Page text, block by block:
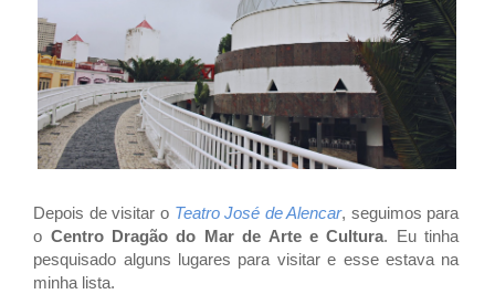
Depois de visitar o Teatro José de Alencar, seguimos para
o Centro Dragão do Mar de Arte e Cultura. Eu tinha
pesquisado alguns lugares para visitar e esse estava na
minha lista.